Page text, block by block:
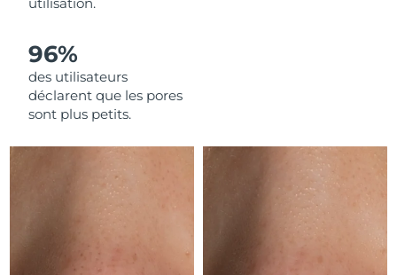
96%
des utilisateurs
déclarent que les pores
sont plus petits.
Monaco
Pays-Bas
Nouvelle-Zélande Livraison estimée29/1/2026
Livraison estimée29/1/2026
Livraison estimée